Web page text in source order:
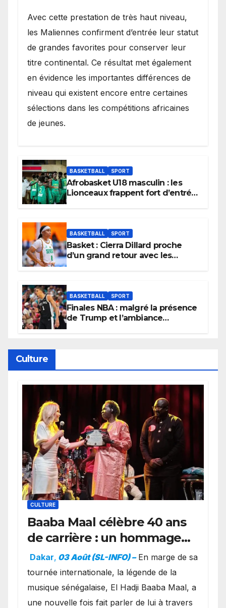
Avec cette prestation de très haut niveau,
les Maliennes confirment d’entrée leur statut
de grandes favorites pour conserver leur
titre continental. Ce résultat met également
en évidence les importantes différences de
niveau qui existent encore entre certaines
sélections dans les compétitions africaines
de jeunes.
BASKETBALL SPORT
Afrobasket U18 masculin : les
Lionceaux frappent fort d’entrée
BASKETBALL SPORT
Basket : Cierra Dillard proche
d’un grand retour avec les
BASKETBALL SPORT
Finales NBA : malgré la présence
de Trump et l’ambiance
Culture
CULTURE
Baaba Maal célèbre 40 ans
de carrière : un hommage
exceptionnel à Oslo en
présence de la famille
royale.
Dakar, 03 Août (SL-INFO) – ​En marge de sa
tournée internationale, la légende de la
musique sénégalaise, El Hadji Baaba Maal, a
une nouvelle fois fait parler de lui à travers